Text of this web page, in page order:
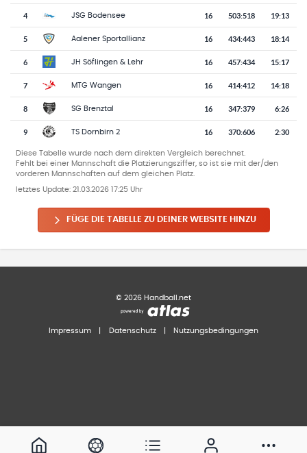
4 JSG Bodensee 16 503:518 19:13
5 Aalener Sportallianz 16 434:443 18:14
6 JH Söflingen & Lehr 16 457:434 15:17
7 MTG Wangen 16 414:412 14:18
8 SG Brenztal 16 347:379 6:26
9 TS Dornbirn 2 16 370:606 2:30
Diese Tabelle wurde nach dem direkten Vergleich berechnet.
Fehlt bei einer Mannschaft die Platzierungsziffer, so ist sie mit der/den
vorderen Mannschaften auf dem gleichen Platz.
letztes Update: 21.03.2026 17:25 Uhr
FÜGE DIE TABELLE ZU DEINER WEBSITE HINZU
© 2026 Handball.net
Impressum Datenschutz Nutzungsbedingungen